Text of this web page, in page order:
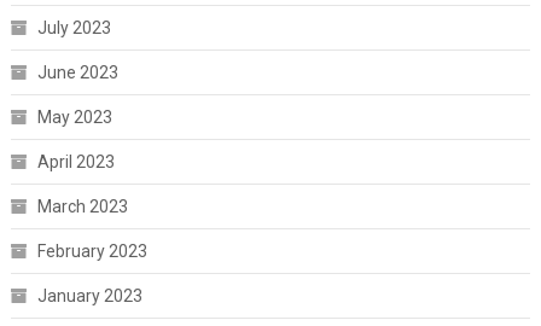
July 2023
June 2023
May 2023
April 2023
March 2023
February 2023
January 2023